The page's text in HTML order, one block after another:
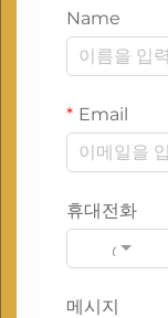
Name
Email
휴대전화
Code
메시지